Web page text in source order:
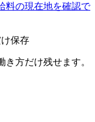
料の現在地を確認で
保存
方だけ残せます。